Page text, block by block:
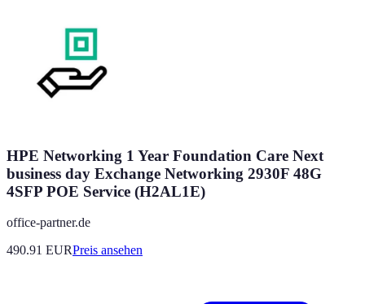
HPE Networking 1 Year Foundation Care Next
business day Exchange Networking 2930F 48G
4SFP POE Service (H2AL1E)
office-partner.de
490.91 EURPreis ansehen